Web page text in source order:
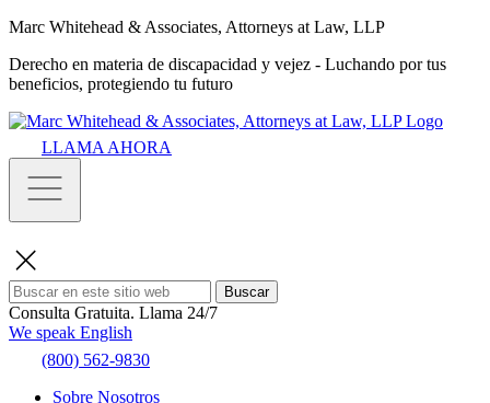
Marc Whitehead & Associates, Attorneys at Law, LLP
Derecho en materia de discapacidad y vejez - Luchando por tus
beneficios, protegiendo tu futuro
LLAMA AHORA
Buscar
Consulta Gratuita. Llama 24/7
We speak English
(800) 562-9830
Sobre Nosotros